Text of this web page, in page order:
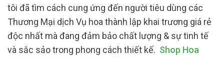
tôi đã tìm cách cung ứng đến người tiêu dùng các
Thương Mại dịch Vụ hoa thành lập khai trương giá rẻ
độc nhất mà đang đảm bảo chất lượng & sự tinh tế
và sắc sảo trong phong cách thiết kế. Shop Hoa